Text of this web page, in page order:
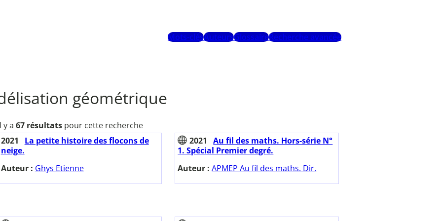
Mots-clésAuteursGlossaireRecherche avancée
géométrique
y a 67 résultatspour cette recherche
2021
La petite histoire des flocons de
neige.
Auteur : Ghys Etienne
2021
Au fil des maths. Hors-série N°
1. Spécial Premier degré.
Auteur :APMEP Au fil des maths. Dir.